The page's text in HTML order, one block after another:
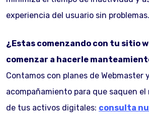
experiencia del usuario sin problemas.
¿Estas comenzando con tu sitio
comenzar a hacerle
Contamos con planes de Webmaster
acompañamiento para que saquen el
de tus activos digitales: consulta